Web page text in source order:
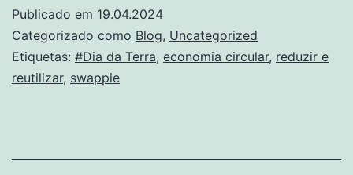
2024:
Seja
Publicado em 19.04.2024
Categorizado como Blog, Uncategorized
Etiquetas: #Dia da Terra, economia circular, reduzir e
reutilizar, swappie